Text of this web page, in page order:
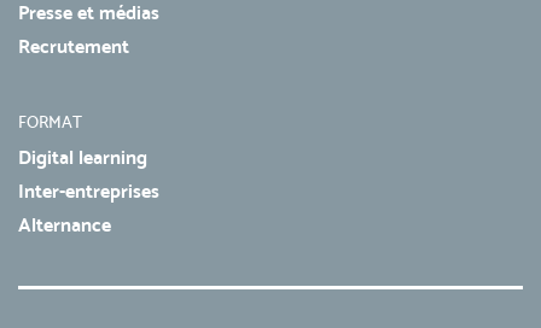
Presse et médias
Recrutement
FORMAT
Digital learning
Inter-entreprises
Alternance